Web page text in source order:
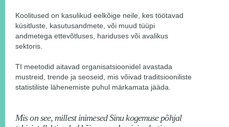
Koolitused on kasulikud eelkõige neile, kes töötavad
küsitluste, kasutusandmete, või muud tüüpi
andmetega ettevõtluses, hariduses või avalikus
sektoris.
TI meetodid aitavad organisatsioonidel avastada
mustreid, trende ja seoseid, mis võivad traditsiooniliste
statistiliste lähenemiste puhul märkamata jääda.
Mis on see, millest inimesed Sinu kogemuse põhjal